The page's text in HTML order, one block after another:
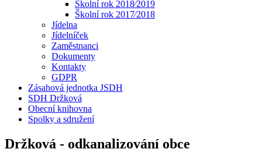
Školní rok 2018⁄2019
Školní rok 2017⁄2018
Jídelna
Jídelníček
Zaměstnanci
Dokumenty
Kontakty
GDPR
Zásahová jednotka JSDH
SDH Držková
Obecní knihovna
Spolky a sdružení
Držková - odkanalizování obce